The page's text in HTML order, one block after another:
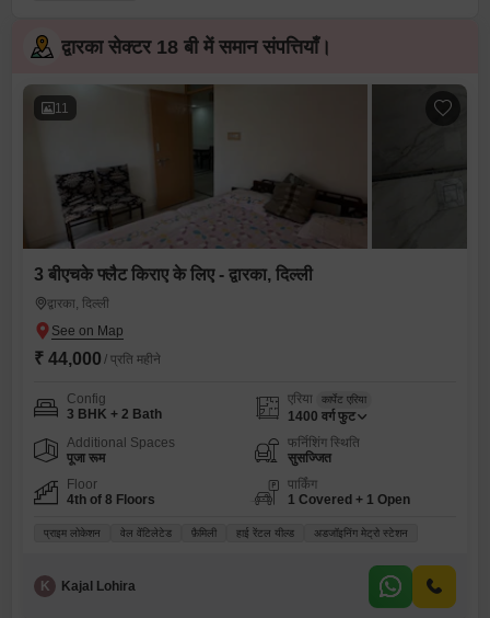
द्वारका सेक्टर 18 बी में समान संपत्तियाँ।
11
3 बीएचके फ्लैट किराए के लिए - द्वारका, दिल्ली
द्वारका, दिल्ली
₹ 44,000 / प्रति महीने
Config
3 BHK + 2 Bath
एरिया कार्पेट एरिया
1400 वर्ग फुट
Additional Spaces
पूजा रूम
फर्निशिंग स्थिति
सुसज्जित
Floor
4th of 8 Floors
पार्किंग
1 Covered + 1 Open
प्राइम लोकेशन वेल वेंटिलेटेड फ़ैमिली हाई रेंटल यील्ड अडजॉइनिंग मेट्रो स्टेशन
K Kajal Lohira